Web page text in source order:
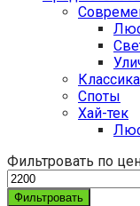
Классика
Споты
Хай-тек
Фильтровать по
Фильтровать